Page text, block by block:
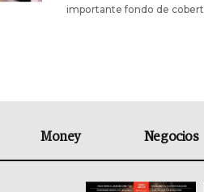
importante fondo de
Money Negocios